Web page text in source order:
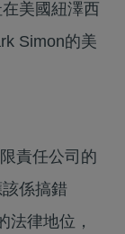
美國紐澤西
Simon的美
責任公司的
係搞錯
法律地位，